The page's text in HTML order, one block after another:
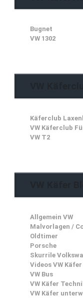
Bugnet
VW 1302
Käferclub
VW Käferclub
VW T2
Allgemein VW
Malvorlagen /
Oldtimer
Porsche
Skurrile
Videos VW Käfer
VW Bus
VW Käfer
VW Käfer